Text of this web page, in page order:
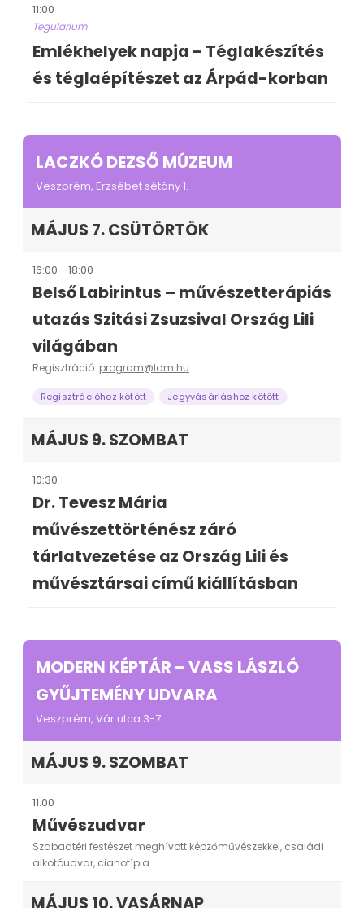
11:00
Tegularium
Emlékhelyek napja - Téglakészítés
és téglaépítészet az Árpád-korban
LACZKÓ DEZSŐ MÚZEUM
Veszprém, Erzsébet sétány 1.
MÁJUS 7. CSÜTÖRTÖK
16:00 - 18:00
Belső Labirintus – művészetterápiás
utazás Szitási Zsuzsival Ország Lili
világában
Regisztráció: program@ldm.hu
Regisztrációhoz kötött Jegyvásárláshoz kötött
MÁJUS 9. SZOMBAT
10:30
Dr. Tevesz Mária
művészettörténész záró
tárlatvezetése az Ország Lili és
művésztársai című kiállításban
MODERN KÉPTÁR – VASS LÁSZLÓ
GYŰJTEMÉNY UDVARA
Veszprém, Vár utca 3-7.
MÁJUS 9. SZOMBAT
11:00
Művészudvar
Szabadtéri festészet meghívott képzőművészekkel, családi
alkotóudvar, cianotípia